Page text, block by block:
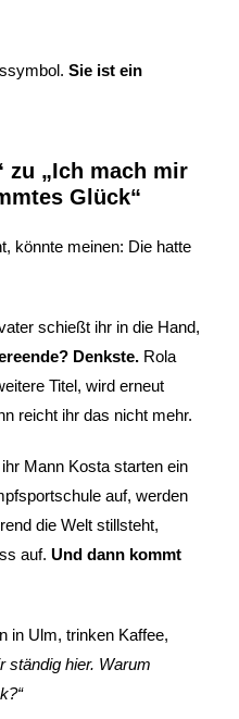
Sie ist ein
zu „Ich mach mir
Glück“
könnte meinen: Die hatte
schießt ihr in die Hand,
Denkste. Rola
Titel, wird erneut
reicht ihr das nicht mehr.
Mann Kosta starten ein
auf, werden
die Welt stillsteht,
auf. Und dann kommt
in Ulm, trinken Kaffee,
ständig hier. Warum